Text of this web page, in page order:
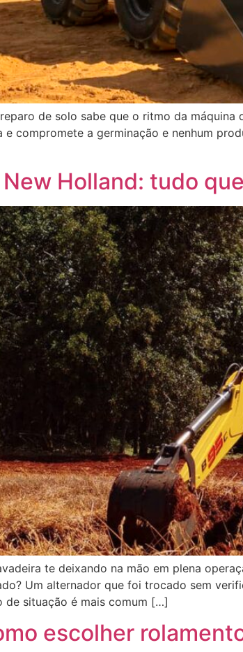
de solo sabe que o ritmo da
e compromete a germinação e nenhum
Holland: tudo
te deixando na mão em plena
Um alternador que foi trocado sem
de situação é mais comum […]
escolher